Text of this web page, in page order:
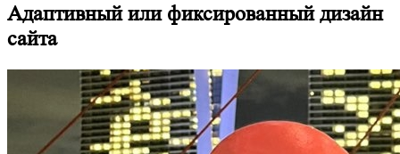
Адаптивный или фиксированный дизайн
сайта